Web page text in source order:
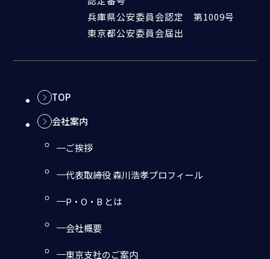
兵庫県公安委員会認定 第1009号
東京都公安委員会届出
TOP
会社案内
ご挨拶
代表取締役 森川浩孝プロフィール
P・O・B とは
会社概要
東京支社のご案内